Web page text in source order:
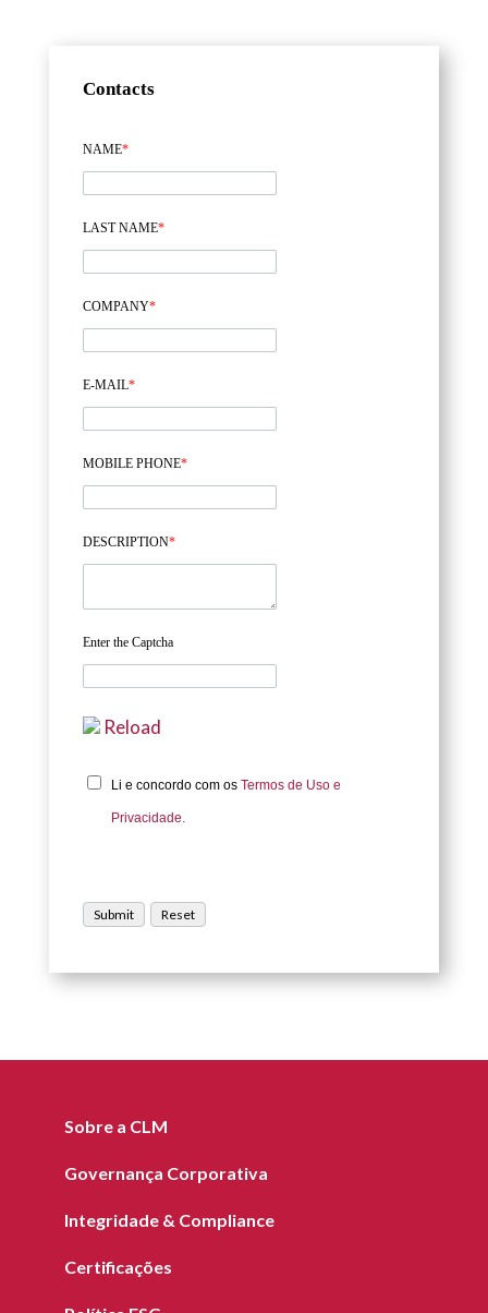
Contacts
NAME*
LAST NAME*
COMPANY*
E-MAIL*
MOBILE PHONE*
DESCRIPTION*
Enter the Captcha
Reload
Li e concordo com os Termos de Uso e
Privacidade.
Sobre a CLM
Governança Corporativa
Integridade & Compliance
Certificações